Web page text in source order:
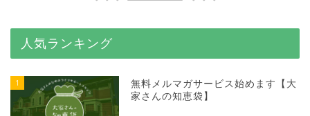
人気ランキング
1
無料メルマガサービス始めます【大
家さんの知恵袋】